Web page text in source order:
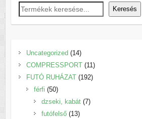
Keresés
Uncategorized 1414
termék
COMPRESSPORT 11 11
termék
FUTÓ RUHÁZAT 192192
férfi 5050
termék
dzseki, kabát 77
futófelső 1313